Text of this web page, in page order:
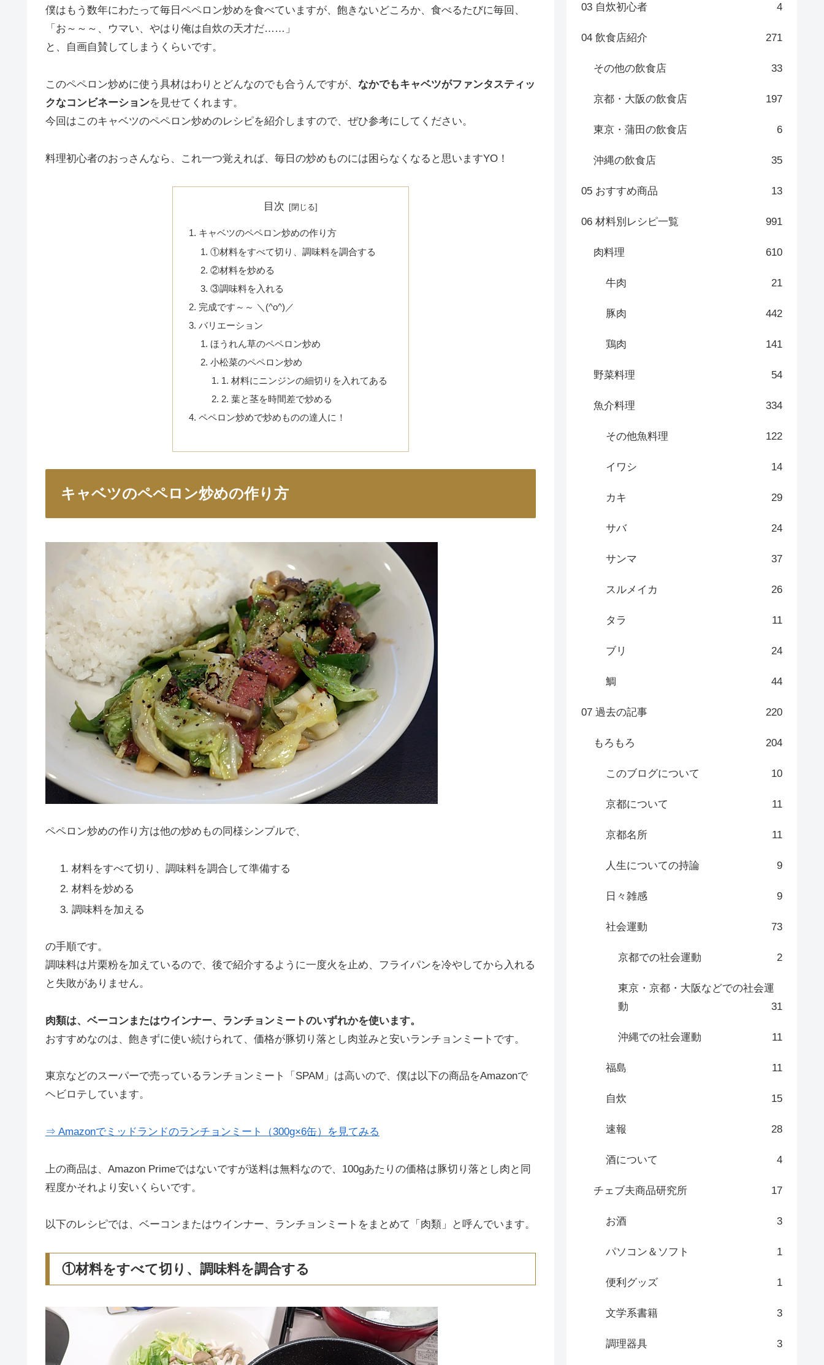
僕はもう数年にわたって毎日ペペロン炒めを食べていますが、飽きないどころか、食べるたびに毎回、
「お～～～、ウマい、やはり俺は自炊の天才だ……」
と、自画自賛してしまうくらいです。
このペペロン炒めに使う具材はわりとどんなのでも合うんですが、 なかでもキャベツがファンタスティッ
クなコンビネーションを見せてくれます。
今回はこのキャベツのペペロン炒めのレシピを紹介しますので、ぜひ参考にしてください。
料理初心者のおっさんなら、これ一つ覚えれば、毎日の炒めものには困らなくなると思いますYO！
目次
キャベツのペペロン炒めの作り方
①材料をすべて切り、調味料を調合する
②材料を炒める
③調味料を入れる
完成です～～ ＼(^o^)／
バリエーション
ほうれん草のペペロン炒め
小松菜のペペロン炒め
1. 材料にニンジンの細切りを入れてある
2. 葉と茎を時間差で炒める
ペペロン炒めで炒めものの達人に！
キャベツのペペロン炒めの作り方
ペペロン炒めの作り方は他の炒めもの同様シンプルで、
材料をすべて切り、調味料を調合して準備する
材料を炒める
調味料を加える
の手順です。
調味料は片栗粉を加えているので、後で紹介するように一度火を止め、フライパンを冷やしてから入れる
と失敗がありません。
肉類は、ベーコンまたはウインナー、ランチョンミートのいずれかを使います。
おすすめなのは、飽きずに使い続けられて、価格が豚切り落とし肉並みと安いランチョンミートです。
東京などのスーパーで売っているランチョンミート「SPAM」は高いので、僕は以下の商品をAmazonで
ヘビロテしています。
⇒ Amazonでミッドランドのランチョンミート（300g×6缶）を見てみる
上の商品は、Amazon Primeではないですが送料は無料なので、100gあたりの価格は豚切り落とし肉と同
程度かそれより安いくらいです。
以下のレシピでは、ベーコンまたはウインナー、ランチョンミートをまとめて「肉類」と呼んでいます。
①材料をすべて切り、調味料を調合する
03 自炊初心者 4
04 飲食店紹介 271
その他の飲食店 33
京都・大阪の飲食店 197
東京・蒲田の飲食店 6
沖縄の飲食店 35
05 おすすめ商品 13
06 材料別レシピ一覧 991
肉料理 610
牛肉 21
豚肉 442
鶏肉 141
野菜料理 54
魚介料理 334
その他魚料理 122
イワシ 14
カキ 29
サバ 24
サンマ 37
スルメイカ 26
タラ 11
ブリ 24
鯛 44
07 過去の記事 220
もろもろ 204
このブログについて 10
京都について 11
京都名所 11
人生についての持論 9
日々雑感 9
社会運動 73
京都での社会運動 2
東京・京都・大阪などでの社会運
動
31
沖縄での社会運動 11
福島 11
自炊 15
速報 28
酒について 4
チェブ夫商品研究所 17
お酒 3
パソコン＆ソフト 1
便利グッズ 1
文学系書籍 3
調理器具 3